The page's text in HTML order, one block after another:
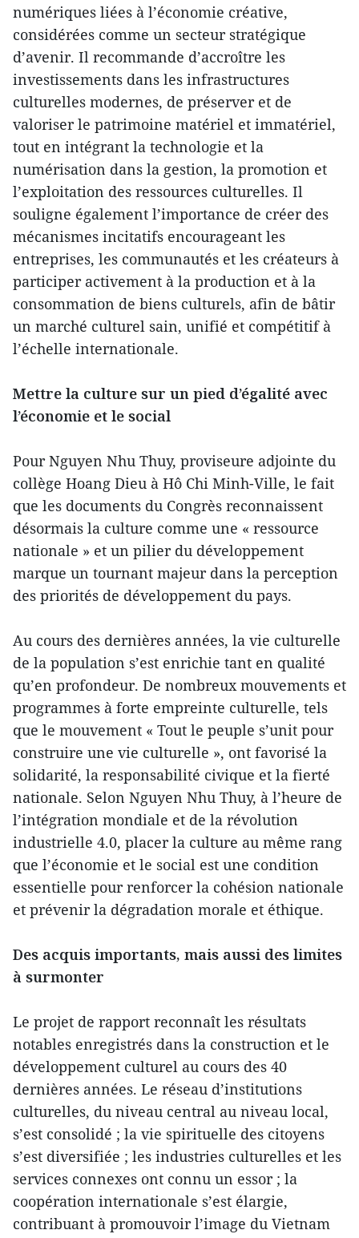
numériques liées à l’économie créative,
considérées comme un secteur stratégique
d’avenir. Il recommande d’accroître les
investissements dans les infrastructures
culturelles modernes, de préserver et de
valoriser le patrimoine matériel et immatériel,
tout en intégrant la technologie et la
numérisation dans la gestion, la promotion et
l’exploitation des ressources culturelles. Il
souligne également l’importance de créer des
mécanismes incitatifs encourageant les
entreprises, les communautés et les créateurs à
participer activement à la production et à la
consommation de biens culturels, afin de bâtir
un marché culturel sain, unifié et compétitif à
l’échelle internationale.
Mettre la culture sur un pied d’égalité avec
l’économie et le social
Pour Nguyen Nhu Thuy, proviseure adjointe du
collège Hoang Dieu à Hô Chi Minh-Ville, le fait
que les documents du Congrès reconnaissent
désormais la culture comme une « ressource
nationale » et un pilier du développement
marque un tournant majeur dans la perception
des priorités de développement du pays.
Au cours des dernières années, la vie culturelle
de la population s’est enrichie tant en qualité
qu’en profondeur. De nombreux mouvements et
programmes à forte empreinte culturelle, tels
que le mouvement « Tout le peuple s’unit pour
construire une vie culturelle », ont favorisé la
solidarité, la responsabilité civique et la fierté
nationale. Selon Nguyen Nhu Thuy, à l’heure de
l’intégration mondiale et de la révolution
industrielle 4.0, placer la culture au même rang
que l’économie et le social est une condition
essentielle pour renforcer la cohésion nationale
et prévenir la dégradation morale et éthique.
Des acquis importants, mais aussi des limites
à surmonter
Le projet de rapport reconnaît les résultats
notables enregistrés dans la construction et le
développement culturel au cours des 40
dernières années. Le réseau d’institutions
culturelles, du niveau central au niveau local,
s’est consolidé ; la vie spirituelle des citoyens
s’est diversifiée ; les industries culturelles et les
services connexes ont connu un essor ; la
coopération internationale s’est élargie,
contribuant à promouvoir l’image du Vietnam